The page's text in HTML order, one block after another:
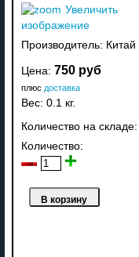
Увеличить
изображение
Производитель: Китай
Цена: 750 руб
плюс доставка
Вес: 0.1 кг.
Количество на складе:
Количество: